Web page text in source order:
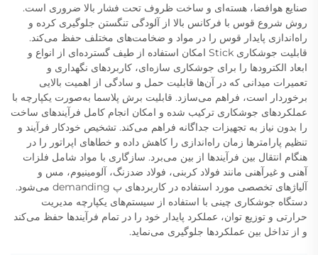
صنایع هوافضا، هسته‌ای و ساخت ظروف تحت فشار بالا ضروری است.
روش شروع قوس با فرکانس بالا از آلودگی تنگستن جلوگیری کرده و
راه‌اندازی پایدار قوس را در مواد و ضخامت‌های مختلف حفظ می‌کند.
قابلیت جوشکاری Stick امکان استفاده از طیف گسترده‌ای از انواع و
ابعاد الکترودها را برای جوشکاری سازه‌ای، کاربردهای نگهداری و
تعمیرات میدانی که در آن‌ها قابلیت حمل و سادگی از اهمیت بالایی
برخوردار است، فراهم می‌سازد. قابلیت برش پلاسما به‌صورت یکپارچه با
عملکردهای جوشکاری ترکیب شده و امکان انجام کامل فرآیندهای ساخت
را بدون نیاز به تجهیزات جداگانه فراهم می‌کند. تشخیص خودکار فرآیند و
تنظیم پارامترها زمان راه‌اندازی را کاهش داده و خطاهای اپراتور را در
هنگام انتقال بین فرآیندها از بین می‌برد. سازگاری با مواد شامل فلزات
آهنی و غیرآهنی مانند فولاد کربنی، فولاد ضدزنگ، آلومینیوم، مس و
آلیاژهای تخصصی مورد استفاده در کاربردهای پ demanding می‌شود.
دستگاه جوشکاری چینی با استفاده از سیستم‌های یکپارچه مدیریت
حرارتی و توزیع توان، عملکرد پایدار خود را در تمام فرآیندها حفظ می‌کند
و از تداخل بین عملکردها جلوگیری می‌نماید.